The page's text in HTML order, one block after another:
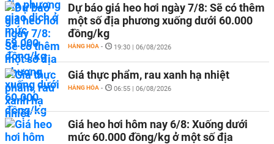
Dự báo giá heo hơi ngày 7/8: Sẽ có thêm
một số địa phương xuống dưới 60.000
đồng/kg
HÀNG HÓA - 19:30 | 06/08/2026
Giá thực phẩm, rau xanh hạ nhiệt
HÀNG HÓA - 06:55 | 06/08/2026
Giá heo hơi hôm nay 6/8: Xuống dưới
mức 60.000 đồng/kg ở một số địa